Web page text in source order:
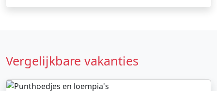
Vergelijkbare vakanties